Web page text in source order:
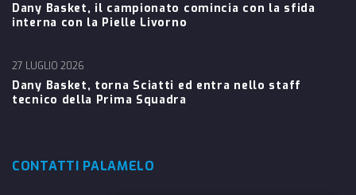
Dany Basket, il campionato comincia con la sfida
interna con la Pielle Livorno
Dany Basket, torna Sciatti ed entra nello staff
tecnico della Prima Squadra
27 LUGLIO 2026
CONTATTI PALAMELO